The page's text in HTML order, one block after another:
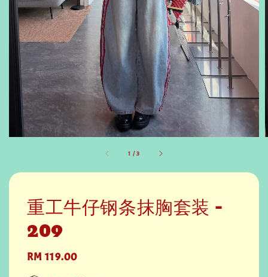
1 /3
重工牛仔钢条抹胸套装 -
209
Regular
price
RM 119.00